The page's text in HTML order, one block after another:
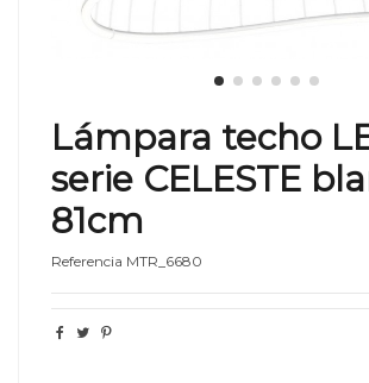
Lámpara techo
serie CELESTE
81cm
Referencia MTR_6680